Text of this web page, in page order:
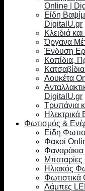
Online |
Είδη
DigitalU.gr
Κλειδιά
Όργανα
Ένδυση
Κοπίδια,
Λουκέτα
DigitalU.gr
Τρυπάνια
Φωτισμός &
Είδη
Φακοί
Ηλιακός
Λάμπες